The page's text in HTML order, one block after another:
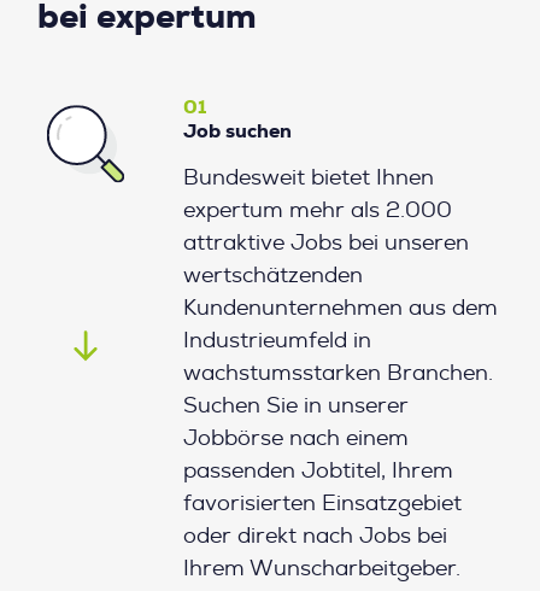
bei expertum
01
Job suchen
Bundesweit bietet Ihnen
expertum mehr als 2.000
attraktive Jobs bei unseren
wertschätzenden
Kundenunternehmen aus dem
Industrieumfeld in
wachstumsstarken Branchen.
Suchen Sie in unserer
Jobbörse nach einem
passenden Jobtitel, Ihrem
favorisierten Einsatzgebiet
oder direkt nach Jobs bei
Ihrem Wunscharbeitgeber.